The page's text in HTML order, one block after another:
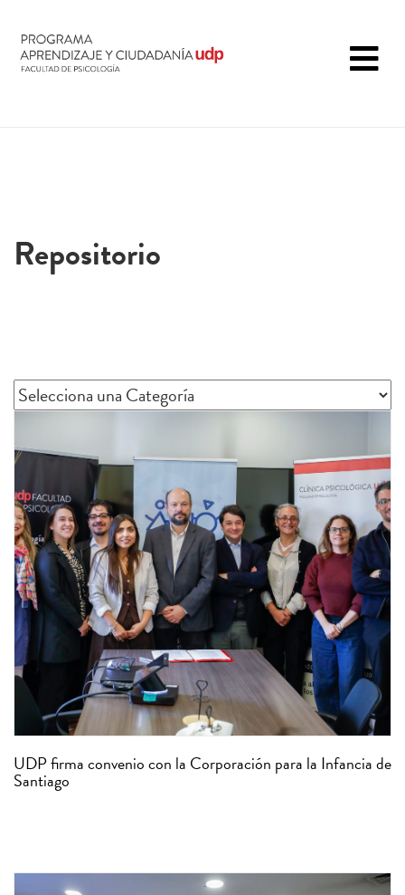
Repositorio
UDP firma convenio con la Corporación para la Infancia de
Santiago